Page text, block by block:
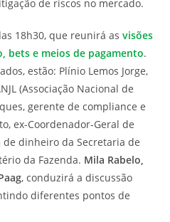
de riscos no mercado.
18h30, que reunirá asvisões
bets e meios de pagamento.
estão: Plínio Lemos Jorge,
(Associação Nacional de
gerente de compliance e
ex-Coordenador-Geral de
dinheiro da Secretaria de
da Fazenda. Mila Rabelo,
, conduzirá a discussão
diferentes pontos de